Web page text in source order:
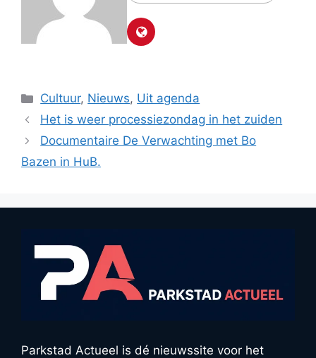
Categorieën
Cultuur, Nieuws, Uit agenda
Het is weer processiezondag in het zuiden
Documentaire De Verwachting met Bo
Bazen in HuB.
Parkstad Actueel is dé nieuwssite voor het